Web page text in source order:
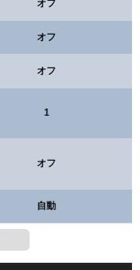
オフ
オフ
オフ
1
オフ
自動